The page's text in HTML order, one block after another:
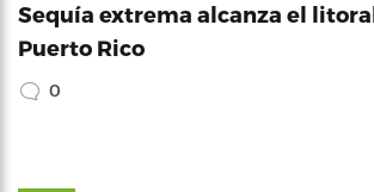
Sequía extrema alcanza el
Puerto Rico
0